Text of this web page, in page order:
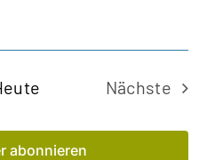
Nächste
abonnieren